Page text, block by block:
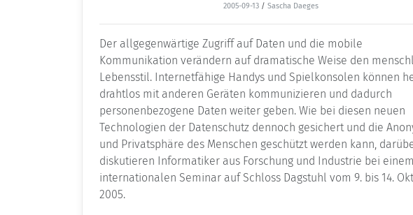
2005-09-13 / Sascha Daeges
Der allgegenwärtige Zugriff auf Daten und die mobile
Kommunikation verändern auf dramatische Weise den
Lebensstil. Internetfähige Handys und Spielkonsolen können
drahtlos mit anderen Geräten kommunizieren und dadurch
personenbezogene Daten weiter geben. Wie bei diesen neuen
Technologien der Datenschutz dennoch gesichert und die
und Privatsphäre des Menschen geschützt werden kann,
diskutieren Informatiker aus Forschung und Industrie bei einem
internationalen Seminar auf Schloss Dagstuhl vom 9. bis 14.
2005.